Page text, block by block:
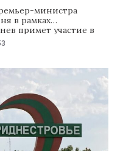
министра
в рамках
примет участие в
(PAS). Об
Национальной
подчеркнули, что
европейского